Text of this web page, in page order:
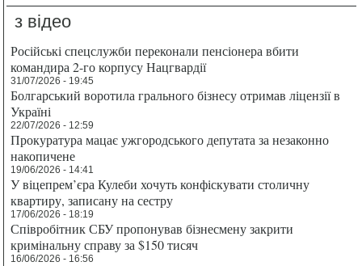
з відео
Російські спецслужби переконали пенсіонера вбити
командира 2-го корпусу Нацгвардії
31/07/2026 - 19:45
Болгарський воротила грального бізнесу отримав ліцензії в
Україні
22/07/2026 - 12:59
Прокуратура мацає ужгородського депутата за незаконно
накопичене
19/06/2026 - 14:41
У віцепрем’єра Кулеби хочуть конфіскувати столичну
квартиру, записану на сестру
17/06/2026 - 18:19
Співробітник СБУ пропонував бізнесмену закрити
кримінальну справу за $150 тисяч
16/06/2026 - 16:56